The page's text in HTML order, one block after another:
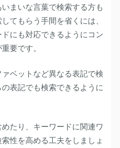
まいな言葉で検索する方も
てもらう手間を省くには、
にも対応できるようにコン
要です。
ベットなど異なる表記で検
表記でも検索できるように
たり、キーワードに関連ワ
性を高める工夫をしましょ